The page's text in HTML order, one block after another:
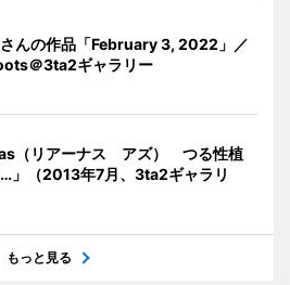
んの作品「February 3, 2022」／
＠3ta2ギャラリー
as（リアーナス アズ） つる性植
」（2013年7月、3ta2ギャラリ
もっと見る